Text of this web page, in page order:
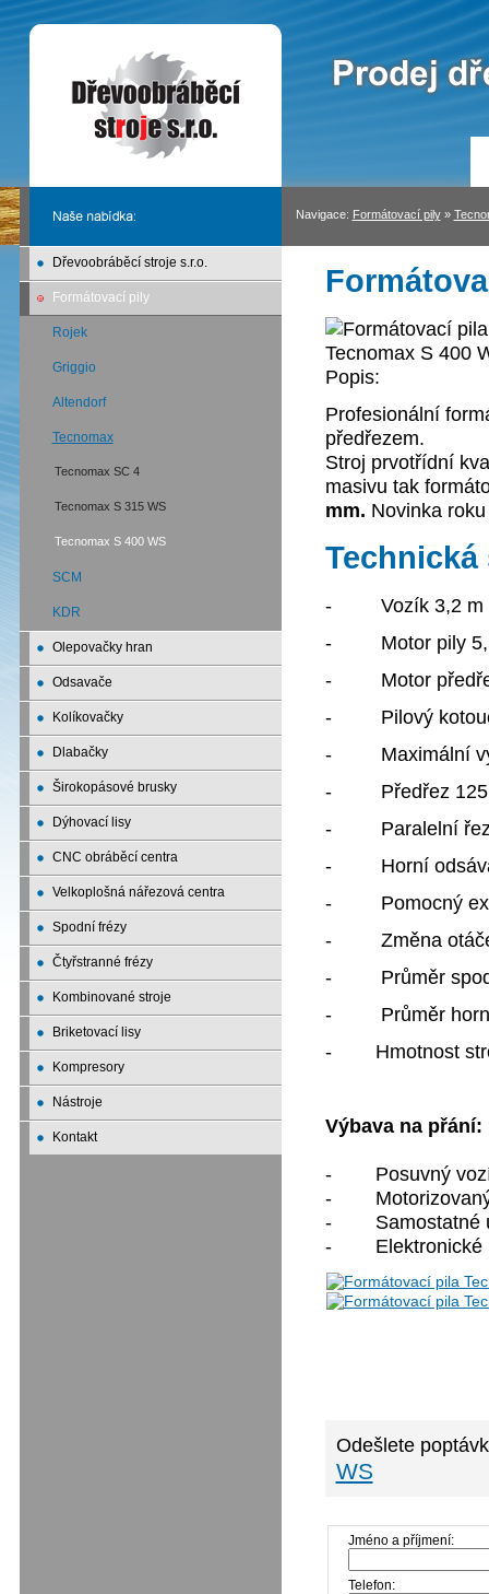
Navigace: Formátovací pily»
Dřevoobráběcí stroje s.r.o.
Formátovací pily
Rojek
Griggio
Altendorf
Tecnomax
Tecnomax SC 4
Tecnomax S 315 WS
Tecnomax S 400 WS
SCM
KDR
Olepovačky hran
Odsavače
Kolíkovačky
Dlabačky
Širokopásové brusky
Dýhovací lisy
CNC obráběcí centra
Velkoplošná nářezová centra
Spodní frézy
Čtyřstranné frézy
Kombinované stroje
Briketovací lisy
Kompresory
Nástroje
Kontakt
Popis:
Profesionální
předřezem.
Stroj prvotřídní
masivu tak
mm. Novinka
- Vozík 3,2 m
- Motor pily 5,5
- Motor
- Pilový kotouč
- Maximální
- Předřez 125
- Paralelní řez
- Horní
- Pomocný
- Změna otáček
- Průměr
- Průměr
- Hmotnost
Výbava na přání:
- Posuvný vozík
- Motorizovaný
- Samostatné
- Elektronické
Odešlete
WS
Jméno a příjmení:
Telefon: